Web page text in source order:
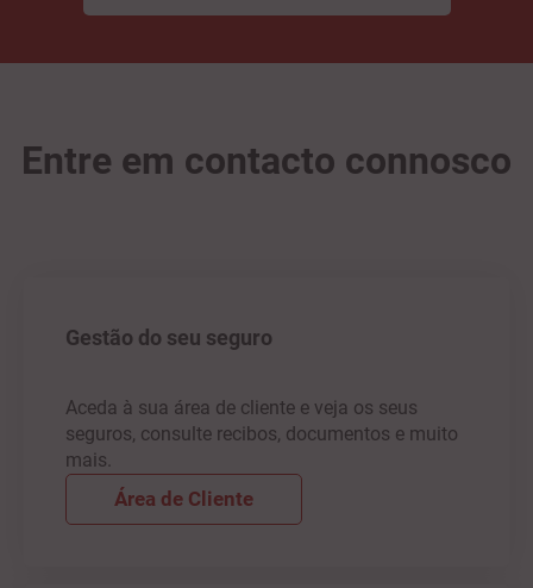
Entre em contacto connosco
Gestão do seu seguro
Aceda à sua área de cliente e veja os seus
seguros, consulte recibos, documentos e muito
mais.
Área de Cliente